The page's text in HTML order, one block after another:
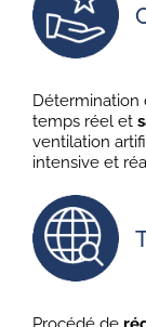
Détermination
temps réel et
ventilation
intensive et